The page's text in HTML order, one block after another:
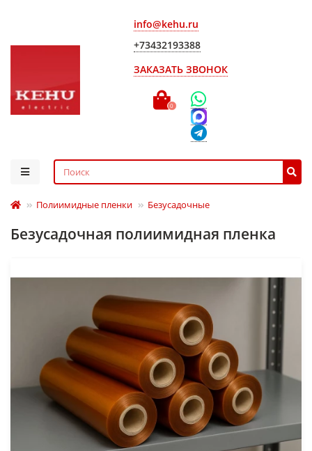
info@kehu.ru
+73432193388
ЗАКАЗАТЬ ЗВОНОК
0
Полиимидные пленки Безусадочные
Безусадочная полиимидная пленка